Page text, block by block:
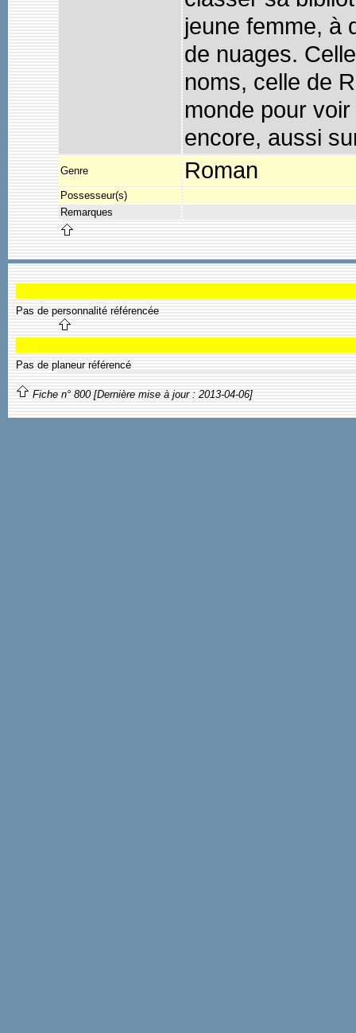
jeune femme, à
de nuages.
noms, celle de
monde pour
encore, aussi
Genre Roman
Possesseur(s)
Remarques
Pas de personnalité référencée
Pas de planeur référencé
Fiche n° 800 [Dernière mise à jour : 2013-04-06]